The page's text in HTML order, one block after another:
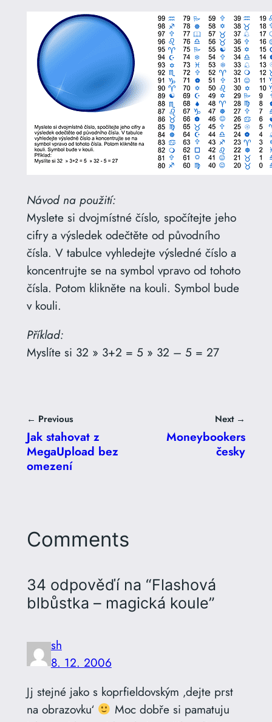
Návod na použití:
Myslete si dvojmístné číslo, spočítejte jeho
cifry a výsledek odečtěte od původního
čísla. V tabulce vyhledejte výsledné číslo a
koncentrujte se na symbol vpravo od tohoto
čísla. Potom klikněte na kouli. Symbol bude
v kouli.
Příklad:
Myslíte si 32 » 3+2 = 5 » 32 – 5 = 27
← Previous
Jak stahovat z
MegaUpload bez
omezení
Next →
Moneybookers
česky
Comments
34 odpověďí na “Flashová
blbůstka – magická koule”
sh
8. 12. 2006
Jj stejné jako s koprfieldovským ‚dejte prst
na obrazovku‘
Moc dobře si pamatuju